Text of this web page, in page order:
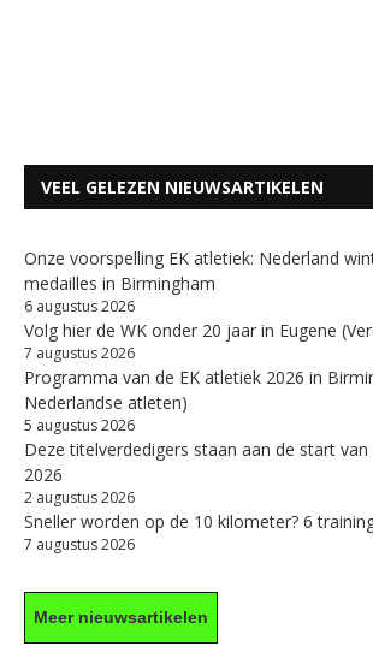
VEEL GELEZEN NIEUWSARTIKELEN
Onze voorspelling EK atletiek: Nederland
medailles in Birmingham
6 augustus 2026
Volg hier de WK onder 20 jaar in Eugene
7 augustus 2026
Programma van de EK atletiek 2026 in
Nederlandse atleten)
5 augustus 2026
Deze titelverdedigers staan aan de start van
2026
2 augustus 2026
Sneller worden op de 10 kilometer? 6
7 augustus 2026
Meer nieuwsartikelen